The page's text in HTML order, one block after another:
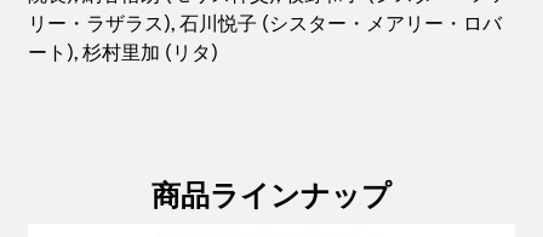
リー・ラザラス), 石川悦子 (シスター・メアリー・ロバ
ート), 杉村里加 (リタ)
商品ラインナップ